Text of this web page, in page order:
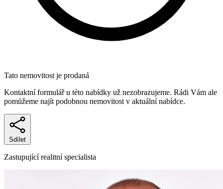
Tato nemovitost je prodaná
Kontaktní formulář u této nabídky už nezobrazujeme. Rádi Vám ale
pomůžeme najít podobnou nemovitost v aktuální nabídce.
Sdílet
Zastupující realitní specialista